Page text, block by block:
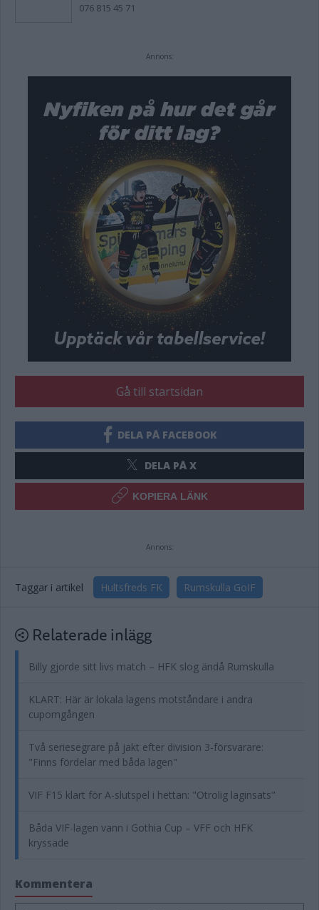
076 815 45 71
Annons:
Gå till startsidan
DELA PÅ FACEBOOK
DELA PÅ X
KOPIERA LÄNK
Annons:
Taggar i artikel Hultsfreds FK Rumskulla GoIF
Relaterade inlägg
Billy gjorde sitt livs match – HFK slog ändå Rumskulla
KLART: Här är lokala lagens motståndare i andra
cupomgången
Två seriesegrare på jakt efter division 3-försvarare:
"Finns fördelar med båda lagen"
VIF F15 klart för A-slutspel i hettan: "Otrolig laginsats"
Båda VIF-lagen vann i Gothia Cup – VFF och HFK
kryssade
Kommentera